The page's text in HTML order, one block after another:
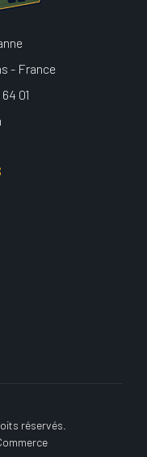
- France
01
réservés.